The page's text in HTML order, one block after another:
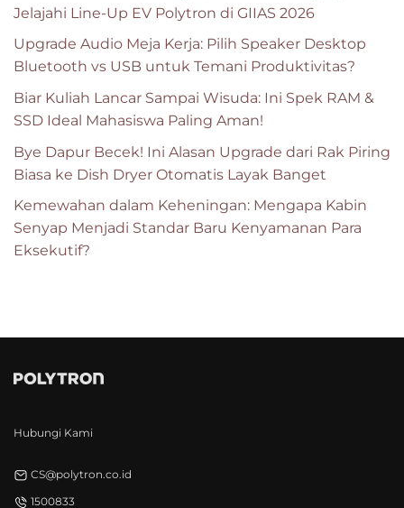
Jelajahi Line-Up EV Polytron di GIIAS 2026
Upgrade Audio Meja Kerja: Pilih Speaker Desktop
Bluetooth vs USB untuk Temani Produktivitas?
Biar Kuliah Lancar Sampai Wisuda: Ini Spek RAM &
SSD Ideal Mahasiswa Paling Aman!
Bye Dapur Becek! Ini Alasan Upgrade dari Rak Piring
Biasa ke Dish Dryer Otomatis Layak Banget
Kemewahan dalam Keheningan: Mengapa Kabin
Senyap Menjadi Standar Baru Kenyamanan Para
Eksekutif?
Hubungi Kami
CS@polytron.co.id
1500833